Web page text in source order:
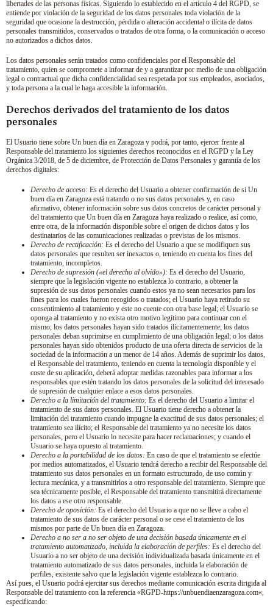
libertades de las personas físicas. Siguiendo lo establecido en el artículo 4 del RGPD, se
entiende por violación de la seguridad de los datos personales toda violación de la
seguridad que ocasione la destrucción, pérdida o alteración accidental o ilícita de datos
personales transmitidos, conservados o tratados de otra forma, o la comunicación o acceso
no autorizados a dichos datos.
Los datos personales serán tratados como confidenciales por el Responsable del
tratamiento, quien se compromete a informar de y a garantizar por medio de una obligación
legal o contractual que dicha confidencialidad sea respetada por sus empleados, asociados,
y toda persona a la cual le haga accesible la información.
Derechos derivados del tratamiento de los datos
personales
El Usuario tiene sobre Un buen día en Zaragoza y podrá, por tanto, ejercer frente al
Responsable del tratamiento los siguientes derechos reconocidos en el RGPD y la Ley
Orgánica 3/2018, de 5 de diciembre, de Protección de Datos Personales y garantía de los
derechos digitales:
Derecho de acceso: Es el derecho del Usuario a obtener confirmación de si Un
buen día en Zaragoza está tratando o no sus datos personales y, en caso
afirmativo, obtener información sobre sus datos concretos de carácter personal y
del tratamiento que Un buen día en Zaragoza haya realizado o realice, así como,
entre otra, de la información disponible sobre el origen de dichos datos y los
destinatarios de las comunicaciones realizadas o previstas de los mismos.
Derecho de rectificación: Es el derecho del Usuario a que se modifiquen sus
datos personales que resulten ser inexactos o, teniendo en cuenta los fines del
tratamiento, incompletos.
Derecho de supresión («el derecho al olvido»): Es el derecho del Usuario,
siempre que la legislación vigente no establezca lo contrario, a obtener la
supresión de sus datos personales cuando estos ya no sean necesarios para los
fines para los cuales fueron recogidos o tratados; el Usuario haya retirado su
consentimiento al tratamiento y este no cuente con otra base legal; el Usuario se
oponga al tratamiento y no exista otro motivo legítimo para continuar con el
mismo; los datos personales hayan sido tratados ilícitamentemente; los datos
personales deban suprimirse en cumplimiento de una obligación legal; o los datos
personales hayan sido obtenidos producto de una oferta directa de servicios de la
sociedad de la información a un menor de 14 años. Además de suprimir los datos,
el Responsable del tratamiento, teniendo en cuenta la tecnología disponible y el
coste de su aplicación, deberá adoptar medidas razonables para informar a los
responsables que estén tratando los datos personales de la solicitud del interesado
de supresión de cualquier enlace a esos datos personales.
Derecho a la limitación del tratamiento: Es el derecho del Usuario a limitar el
tratamiento de sus datos personales. El Usuario tiene derecho a obtener la
limitación del tratamiento cuando impugne la exactitud de sus datos personales; el
tratamiento sea ilícito; el Responsable del tratamiento ya no necesite los datos
personales, pero el Usuario lo necesite para hacer reclamaciones; y cuando el
Usuario se haya opuesto al tratamiento.
Derecho a la portabilidad de los datos: En caso de que el tratamiento se efectúe
por medios automatizados, el Usuario tendrá derecho a recibir del Responsable del
tratamiento sus datos personales en un formato estructurado, de uso común y
lectura mecánica, y a transmitirlos a otro responsable del tratamiento. Siempre que
sea técnicamente posible, el Responsable del tratamiento transmitirá directamente
los datos a ese otro responsable.
Derecho de oposición: Es el derecho del Usuario a que no se lleve a cabo el
tratamiento de sus datos de carácter personal o se cese el tratamiento de los
mismos por parte de Un buen día en Zaragoza.
Derecho a no ser a no ser objeto de una decisión basada únicamente en el
tratamiento automatizado, incluida la elaboración de perfiles: Es el derecho del
Usuario a no ser objeto de una decisión individualizada basada únicamente en el
tratamiento automatizado de sus datos personales, incluida la elaboración de
perfiles, existente salvo que la legislación vigente establezca lo contrario.
Así pues, el Usuario podrá ejercitar sus derechos mediante comunicación escrita dirigida al
Responsable del tratamiento con la referencia «RGPD-https://unbuendiaenzaragoza.com«,
especificando: